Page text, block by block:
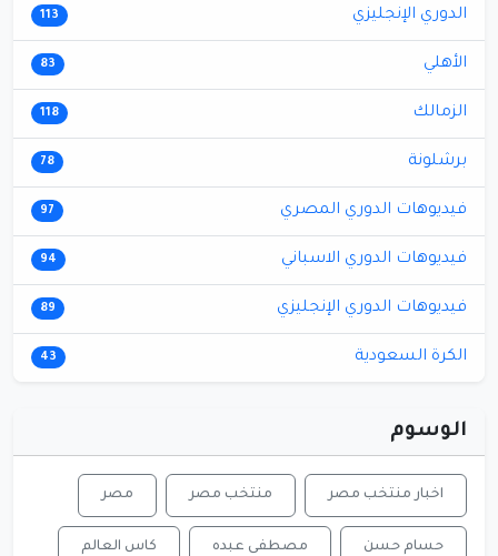
الدوري الإنجليزي 113
الأهلي 83
الزمالك 118
برشلونة 78
فيديوهات الدوري المصري 97
فيديوهات الدوري الاسباني 94
فيديوهات الدوري الإنجليزي 89
الكرة السعودية 43
الوسوم
اخبار منتخب مصر منتخب مصر مصر
حسام حسن مصطفى عبده كاس العالم